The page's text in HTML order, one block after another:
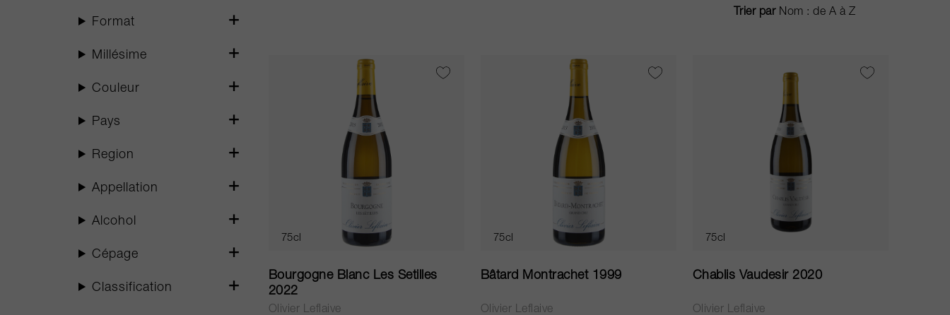
Trier par
75cl
Bourgogne Blanc Les Setilles
2022
Olivier Leflaive
75cl
Bâtard Montrachet 1999
Olivier Leflaive
75cl
Chablis Vaudesir 2020
Olivier Leflaive
Format
Millésime
Couleur
Pays
Region
Appellation
Alcohol
Cépage
Classification